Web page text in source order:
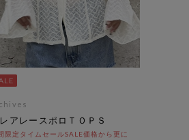
アレースポロＴＯＰＳ
限定タイムセールSALE価格から更に